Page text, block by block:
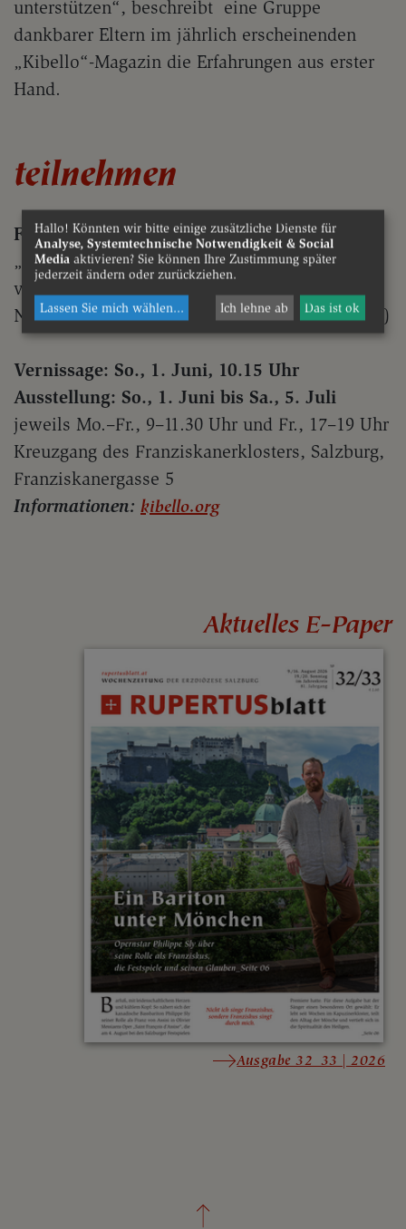
unterstützen“, beschreibt eine Gruppe
dankbarer Eltern im jährlich erscheinenden
„Kibello“-Magazin die Erfahrungen aus erster
Hand.
teilnehmen
Foto-Ausstellung „Freude hilft heilen“
„Kibello“-Hunde im Kinderspital – Fotografien
von
Norbert Kopf und Nannerl Wenger (Eintritt frei)
Vernissage: So., 1. Juni, 10.15 Uhr
Ausstellung: So., 1. Juni bis Sa., 5. Juli
jeweils Mo.–Fr., 9–11.30 Uhr und Fr., 17–19 Uhr
Kreuzgang des Franziskanerklosters, Salzburg,
Franziskanergasse 5
Informationen: kibello.org
Aktuelles E-Paper
Ausgabe 32_33 | 2026
Hallo! Könnten wir bitte einige zusätzliche Dienste für
Analyse, Systemtechnische Notwendigkeit & Social
Media aktivieren? Sie können Ihre Zustimmung später
jederzeit ändern oder zurückziehen.
Lassen Sie mich wählen... Ich lehne ab Das ist ok